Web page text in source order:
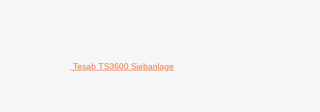
Tesab TS3600 Siebanlage